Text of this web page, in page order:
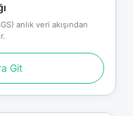
anlık veri akışından
Git